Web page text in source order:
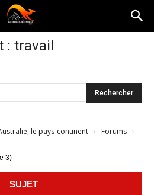
: travail
le pays-continent › Forums ›
3)
SUJET